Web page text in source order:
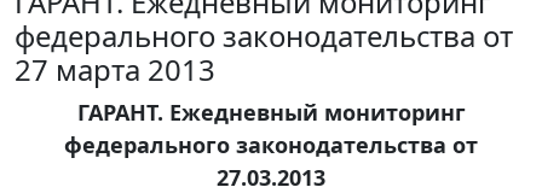
федерального законодательства от
27 марта 2013
ГАРАНТ. Ежедневный мониторинг
федерального законодательства от
27.03.2013